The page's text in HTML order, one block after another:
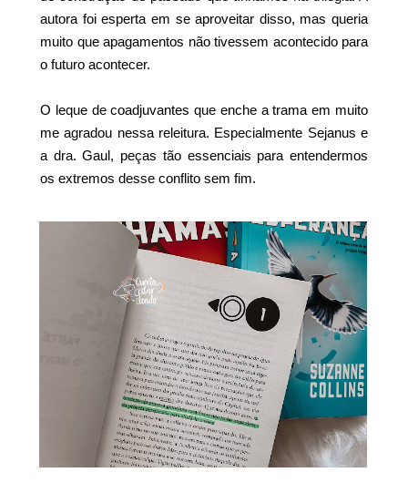
autora foi esperta em se aproveitar disso, mas queria
muito que apagamentos não tivessem acontecido para
o futuro acontecer.
O leque de coadjuvantes que enche a trama em muito
me agradou nessa releitura. Especialmente Sejanus e
a dra. Gaul, peças tão essenciais para entendermos
os extremos desse conflito sem fim.